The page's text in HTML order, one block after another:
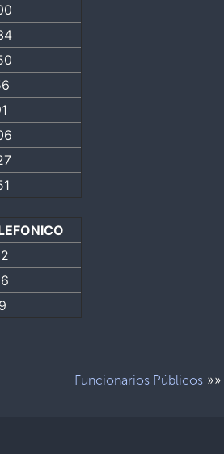
Funcionarios Públicos»»